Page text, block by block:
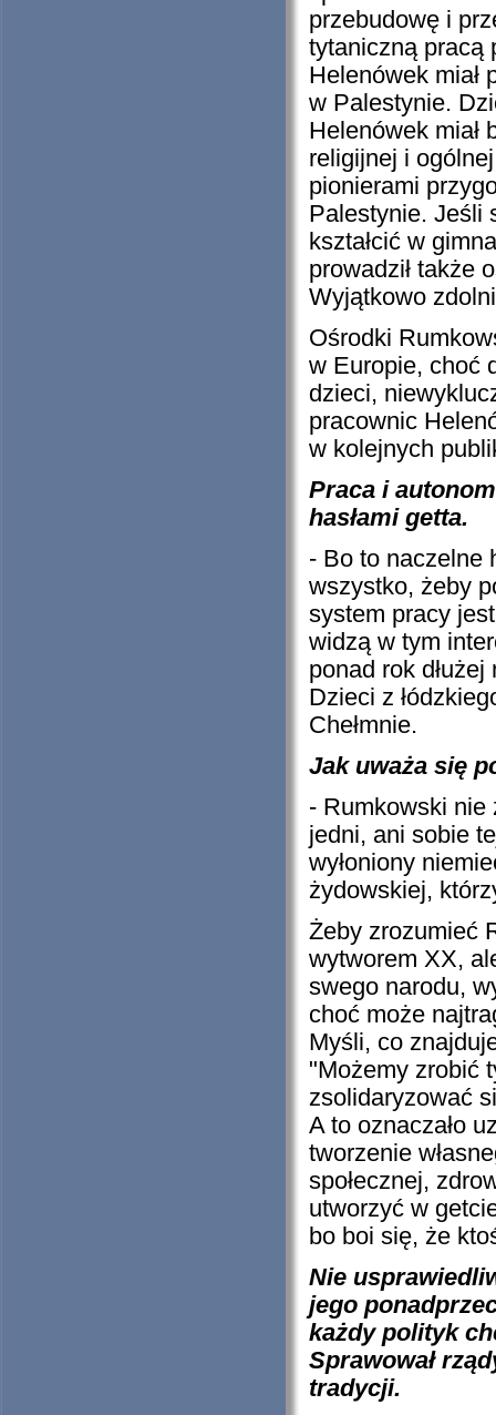
przebudowę i
tytaniczną pracą
Helenówek miał
w Palestynie.
Helenówek miał
religijnej i
pionierami
Palestynie. Jeśli
kształcić w
prowadził także
Wyjątkowo
Ośrodki
w Europie, choć
dzieci,
pracownic
w kolejnych
Praca i
hasłami getta.
- Bo to naczelne
wszystko, żeby
system pracy
widzą w tym
ponad rok
Dzieci z
Chełmnie.
Jak uważa się
- Rumkowski nie
jedni, ani sobie
wyłoniony
żydowskiej,
Żeby zrozumieć
wytworem XX,
swego narodu,
choć może
Myśli, co
"Możemy zrobić
zsolidaryzować
A to oznaczało
tworzenie
społecznej,
utworzyć w
bo boi się, że
Nie
jego
każdy polityk
Sprawował
tradycji.